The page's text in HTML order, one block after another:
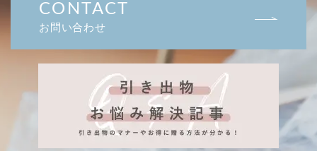
CONTACT
お問い合わせ